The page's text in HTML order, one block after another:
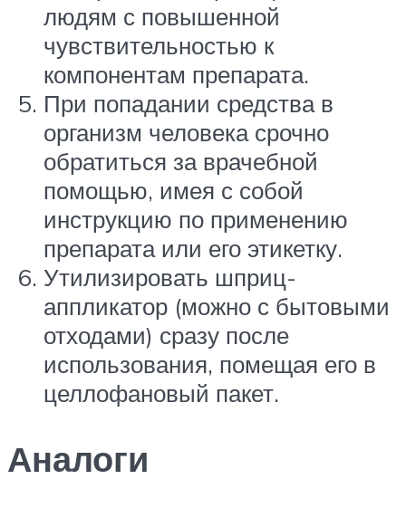
людям с повышенной
чувствительностью к
компонентам препарата.
При попадании средства в
организм человека срочно
обратиться за врачебной
помощью, имея с собой
инструкцию по применению
препарата или его этикетку.
Утилизировать шприц-
аппликатор (можно с бытовыми
отходами) сразу после
использования, помещая его в
целлофановый пакет.
Аналоги